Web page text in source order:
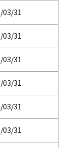
03/31
03/31
03/31
03/31
03/31
03/31